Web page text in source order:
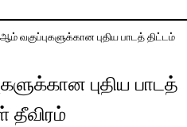
வகுப்புகளுக்கான புதிய பாடத் திட்டம்
புதிய பாடத்
தீவிரம்